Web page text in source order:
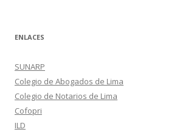
ENLACES
SUNARP
Colegio de Abogados de Lima
Colegio de Notarios de Lima
Cofopri
ILD